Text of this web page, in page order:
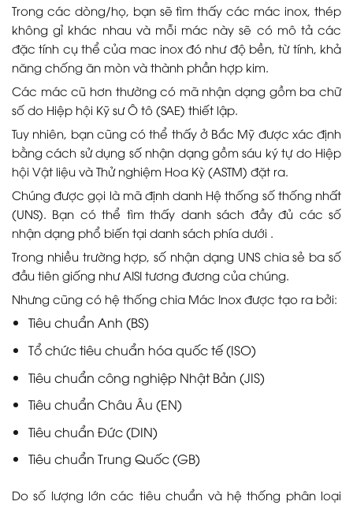
Trong các dòng/họ, bạn sẽ tìm thấy các mác inox, thép
không gỉ khác nhau và mỗi mác này sẽ có mô tả các
đặc tính cụ thể của mac inox đó như độ bền, từ tính, khả
năng chống ăn mòn và thành phần hợp kim.
Các mác cũ hơn thường có mã nhận dạng gồm ba chữ
số do Hiệp hội Kỹ sư Ô tô (SAE) thiết lập.
Tuy nhiên, bạn cũng có thể thấy ở Bắc Mỹ được xác định
bằng cách sử dụng số nhận dạng gồm sáu ký tự do Hiệp
hội Vật liệu và Thử nghiệm Hoa Kỳ (ASTM) đặt ra.
Chúng được gọi là mã định danh Hệ thống số thống nhất
(UNS). Bạn có thể tìm thấy danh sách đầy đủ các số
nhận dạng phổ biến tại danh sách phía dưới .
Trong nhiều trường hợp, số nhận dạng UNS chia sẻ ba số
đầu tiên giống như AISI tương đương của chúng.
Nhưng cũng có hệ thống chia Mác Inox được tạo ra bởi:
Tiêu chuẩn Anh (BS)
Tổ chức tiêu chuẩn hóa quốc tế (ISO)
Tiêu chuẩn công nghiệp Nhật Bản (JIS)
Tiêu chuẩn Châu Âu (EN)
Tiêu chuẩn Đức (DIN)
Tiêu chuẩn Trung Quốc (GB)
Do số lượng lớn các tiêu chuẩn và hệ thống phân loại